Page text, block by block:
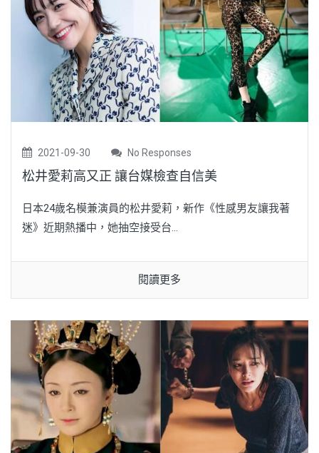
2021-09-30 No Responses
松井愛莉高又正 讓台媒檢查自信美
日本24歲名模兼演員的松井愛莉，新作《性感男友讓我著
迷》近期熱播中，她抽空接受台...
閱讀更多